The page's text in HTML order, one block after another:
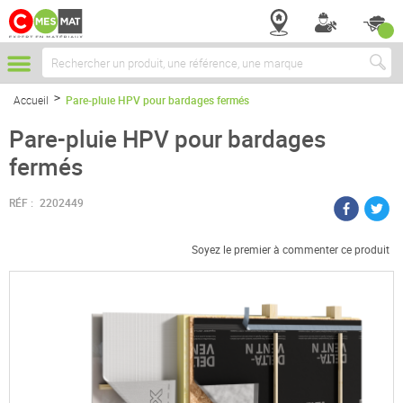
Chercher
Accueil Pare-pluie HPV pour bardages fermés
Pare-pluie HPV pour bardages
fermés
RÉF : 2202449
Soyez le premier à commenter ce produit
Passer